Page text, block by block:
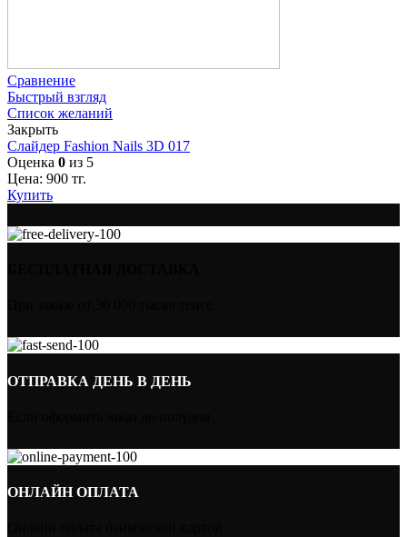
Сравнение
Быстрый взгляд
Список желаний
Закрыть
Слайдер Fashion Nails 3D 017
Оценка 0 из 5
Цена: 900 тг.
Купить
ОТПРАВКА ДЕНЬ В ДЕНЬ
ОНЛАЙН ОПЛАТА